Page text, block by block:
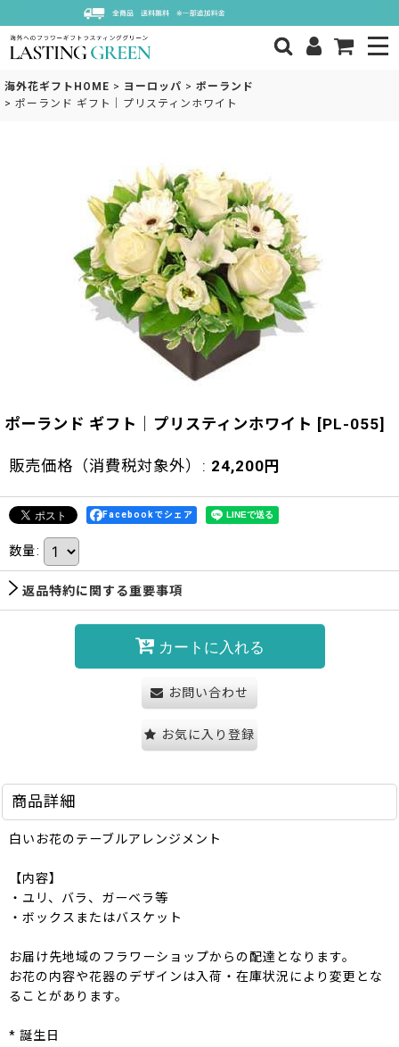
海外花ギフトHOME > ヨーロッパ > ポーランド
> ポーランド ギフト｜プリスティンホワイト
ポーランド ギフト｜プリスティンホワイト [PL-055]
販売価格（消費税対象外） : 24,200 円
Facebookでシェア
数量:
返品特約に関する重要事項
カートに入れる
お問い合わせ
お気に入り登録
商品詳細
白いお花のテーブルアレンジメント
【内容】
・ユリ、バラ、ガーベラ等
・ボックスまたはバスケット
お届け先地域のフラワーショップからの配達となります。
お花の内容や花器のデザインは入荷・在庫状況により変更とな
ることがあります。
* 誕生日